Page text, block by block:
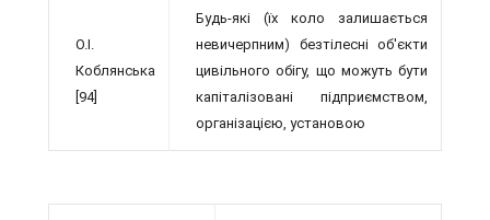
О.І.
Коблянська
[94]
Будь-які (їх коло залишається
невичерп­ним) безтілесні об'єкти
цивільного обігу, що можуть бути
капіталізовані підприєм­ством,
організацією, установою